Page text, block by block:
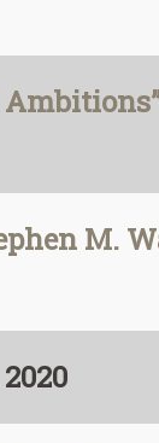
M.